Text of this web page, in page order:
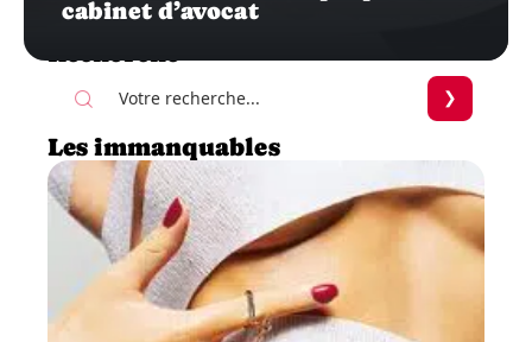
cabinet d’avocat
Recherche
Les immanquables